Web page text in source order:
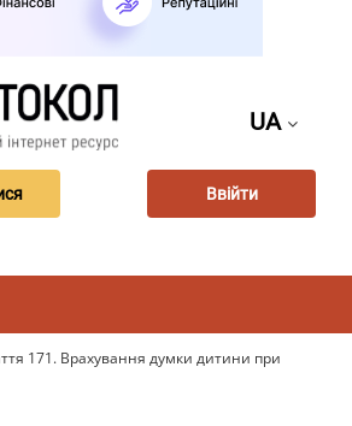
UA
Ввійти
171. Врахування думки дитини при